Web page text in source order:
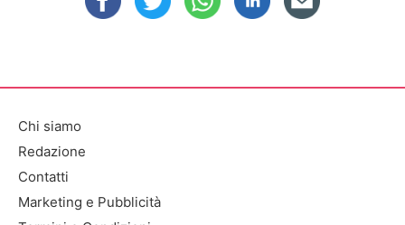
Chi siamo
Redazione
Contatti
Marketing e Pubblicità